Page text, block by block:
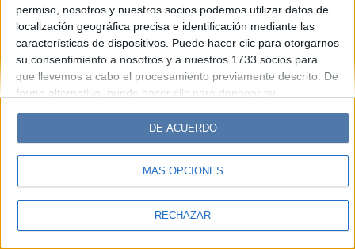
permiso, nosotros y nuestros socios podemos utilizar datos de
localización geográfica precisa e identificación mediante las
características de dispositivos. Puede hacer clic para otorgarnos
su consentimiento a nosotros y a nuestros 1733 socios para
que llevemos a cabo el procesamiento previamente descrito. De
forma alternativa, puede hacer clic para denegar su
cambiar sus preferencias antes de otorgar su consentimiento.
Tenga en cuenta que algún procesamiento de sus datos
personales puede no requerir de su consentimiento, pero usted
tiene el derecho de rechazar tal procesamiento. Sus
sus preferencias o retirar su consentimiento en cualquier
MÁS OPCIONES
RECHAZAR
DE ACUERDO